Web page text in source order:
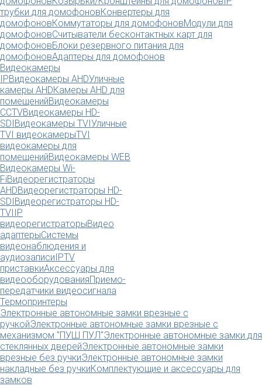
трубки для домофоновКонвертеры для
домофоновКоммутаторы для домофоновМодули для
домофоновСчитыватели бесконтактных карт для
домофоновБлоки резервного питания для
домофоновАдаптеры для домофонов
Видеокамеры
IPВидеокамеры AHDУличные
камеры AHDКамеры AHD для
помещенийВидеокамеры
CCTVВидеокамеры HD-
SDIВидеокамеры TVIУличные
TVI видеокамерыTVI
видеокамеры для
помещенийВидеокамеры WEB
Видеокамеры Wi-
FiВидеорегистраторы
AHDВидеорегистраторы HD-
SDIВидеорегистраторы HD-
TVI IP
видеорегистраторыВидео
адаптерыСистемы
видеонаблюдения и
аудиозаписиIPTV
приставкиАксессуары для
видеооборудованияПриемо-
передатчики видеосигнала
Термопринтеры
Электронные автономные замки врезные с
ручкойЭлектронные автономные замки врезные с
механизмом "ПУШ ПУЛ"Электронные автономные замки для
стеклянных дверейЭлектронные автономные замки
врезные без ручкиЭлектронные автономные замки
накладные без ручкиКомплектующие и аксессуары для
замков